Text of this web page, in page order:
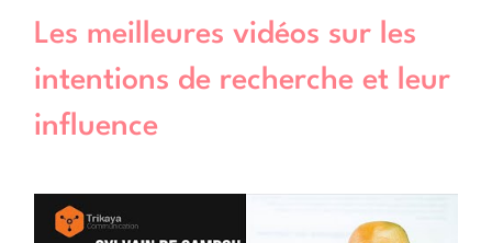
Les meilleures vidéos sur les
intentions de recherche et leur
influence